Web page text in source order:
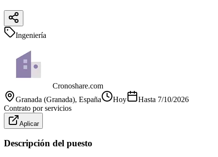
Ingeniería
Cronoshare.com
Granada (Granada), España Hoy Hasta 7/10/2026
Contrato por servicios
Aplicar
Descripción del puesto